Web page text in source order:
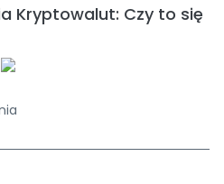
Kryptowalut: Czy to się